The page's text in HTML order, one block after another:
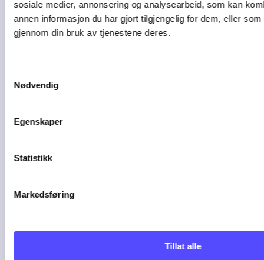
sosiale medier, annonsering og analysearbeid, som kan
annen informasjon du har gjort tilgjengelig for dem, eller
gjennom din bruk av tjenestene deres.
Nødvendig
Egenskaper
Statistikk
Markedsføring
Tillat alle
Slik kan AI gjøre
et ...